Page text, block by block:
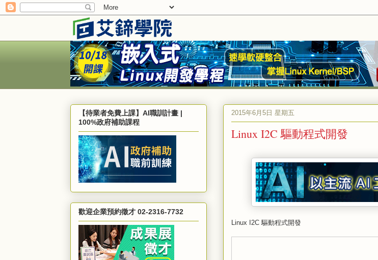
2015年6月5日 星期五
Linux I2C 驅動程式開發
Linux I2C 驅動程式開發
【待業者免費上課】AI職訓計畫 |
100%政府補助課程
歡迎企業預約徵才 02-2316-7732